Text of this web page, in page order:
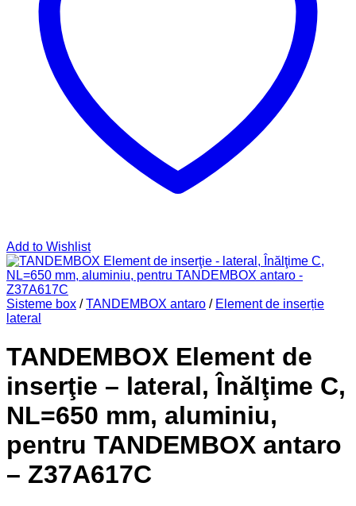
Add to Wishlist
Sisteme box / TANDEMBOX antaro / Element de inserție
lateral
TANDEMBOX Element de
inserţie – lateral, Înălţime C,
NL=650 mm, aluminiu,
pentru TANDEMBOX antaro
– Z37A617C